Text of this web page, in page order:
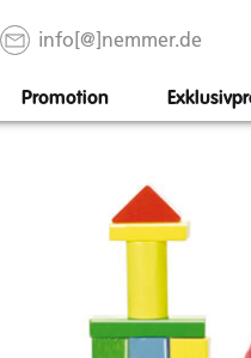
info[@]nemmer.de
Promotion